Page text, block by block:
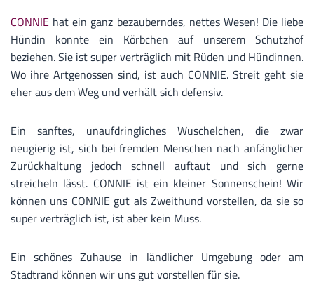
CONNIE hat ein ganz bezauberndes, nettes Wesen! Die liebe
Hündin konnte ein Körbchen auf unserem Schutzhof
beziehen. Sie ist super verträglich mit Rüden und Hündinnen.
Wo ihre Artgenossen sind, ist auch CONNIE. Streit geht sie
eher aus dem Weg und verhält sich defensiv.
Ein sanftes, unaufdringliches Wuschelchen, die zwar
neugierig ist, sich bei fremden Menschen nach anfänglicher
Zurückhaltung jedoch schnell auftaut und sich gerne
streicheln lässt. CONNIE ist ein kleiner Sonnenschein! Wir
können uns CONNIE gut als Zweithund vorstellen, da sie so
super verträglich ist, ist aber kein Muss.
Ein schönes Zuhause in ländlicher Umgebung oder am
Stadtrand können wir uns gut vorstellen für sie.